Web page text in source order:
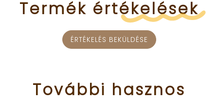
Termék értékelések
ÉRTÉKELÉS BEKÜLDÉSE
További hasznos